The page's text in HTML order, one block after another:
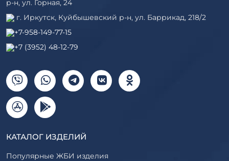
р-н, ул. Горная, 24
г. Иркутск, Куйбышевский р-н, ул. Баррикад, 218/2
+7-958-149-77-15
+7 (3952) 48-12-79
КАТАЛОГ ИЗДЕЛИЙ
Популярные ЖБИ изделия